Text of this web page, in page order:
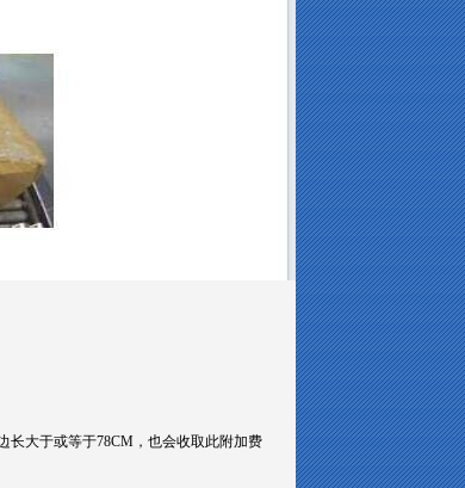
长大于或等于78CM，也会收取此附加费